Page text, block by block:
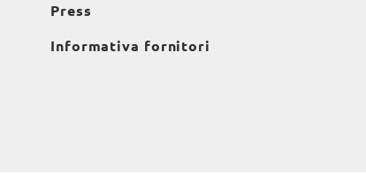
Press
Informativa fornitori